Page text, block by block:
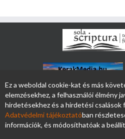
Ez a weboldal cookie-kat és más
elemzésekhez, a felhasználói élmény
hirdetésekhez és a hirdetési csalások
Adatvédelmi tájékoztatóban
információk, és módosíthatóak a